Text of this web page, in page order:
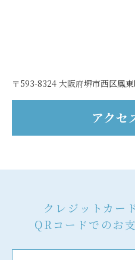
〒593-8324 大阪府堺市西区鳳
アクセ
クレジットカー
QRコードでのお